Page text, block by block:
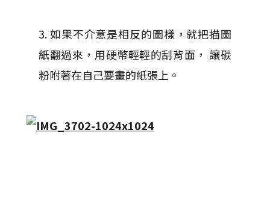
3. 如果不介意是相反的圖樣，就把描圖
紙翻過來，用硬幣輕輕的刮背面， 讓碳
粉附著在自己要畫的紙張上。